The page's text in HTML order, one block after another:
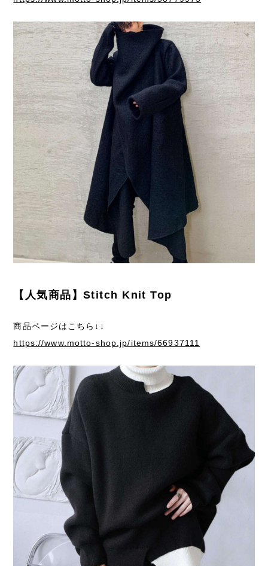
【人気商品】Stitch Knit Top
商品ページはこちら↓↓
https://www.motto-shop.jp/items/66937111